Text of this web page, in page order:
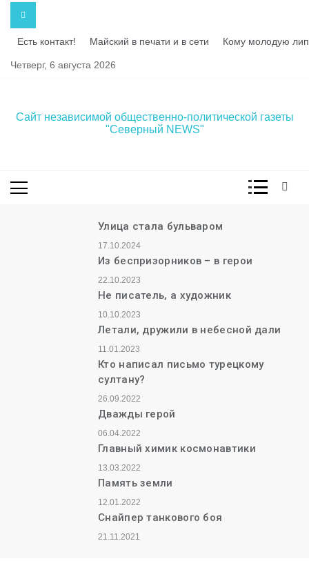
содержимому
Есть контакт! Майский в печати и в сети Кому молодую
Четверг, 6 августа 2026
Сайт независимой общественно-политической газеты
"Северный NEWS"
Улица стала бульваром
17.10.2024
Из беспризорников – в герои
22.10.2023
Не писатель, а художник
10.10.2023
Летали, дружили в небесной дали
11.01.2023
Кто написал письмо турецкому
султану?
26.09.2022
Дважды герой
06.04.2022
Главный химик космонавтики
13.03.2022
Память земли
12.01.2022
Снайпер танкового боя
21.11.2021